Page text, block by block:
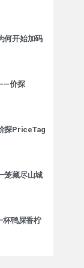
何开始加码
价探
探PriceTag
笼藏尽山城
杯鸭屎香柠